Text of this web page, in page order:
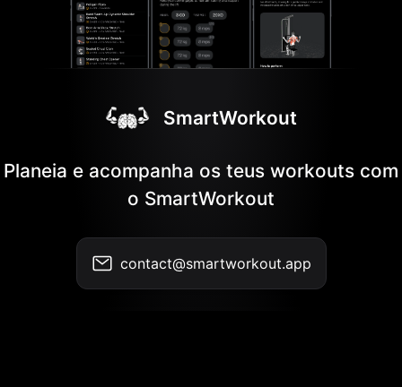
SmartWorkout
Planeia e acompanha os teus workouts com
o SmartWorkout
contact@smartworkout.app